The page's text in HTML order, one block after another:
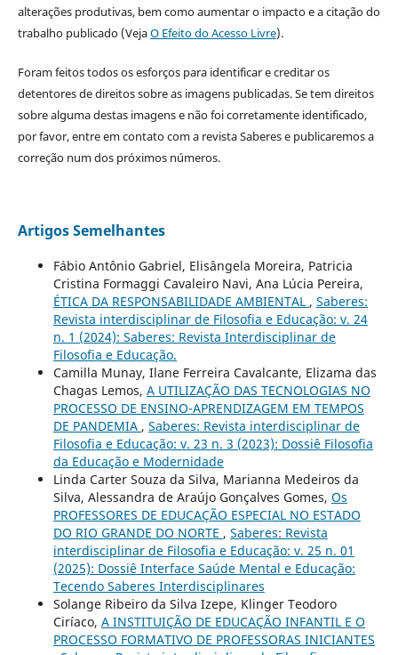
alterações produtivas, bem como aumentar o impacto e a citação do
trabalho publicado (VejaO Efeito do Acesso Livre).
Foram feitos todos os esforços para identificar e creditar os
detentores de direitos sobre as imagens publicadas. Se tem direitos
sobre alguma destas imagens e não foi corretamente identificado,
por favor, entre em contato com a revista Saberes e publicaremos a
correção num dos próximos números.
Artigos Semelhantes
Fábio Antônio Gabriel, Elisângela Moreira, Patricia
Cristina Formaggi Cavaleiro Navi, Ana Lúcia Pereira,
ÉTICA DA RESPONSABILIDADE AMBIENTAL , Saberes:
Revista interdisciplinar de Filosofia e Educação: v. 24
n. 1 (2024): Saberes: Revista Interdisciplinar de
Filosofia e Educação.
Camilla Munay, Ilane Ferreira Cavalcante, Elizama das
Chagas Lemos, A UTILIZAÇÃO DAS TECNOLOGIAS NO
PROCESSO DE ENSINO-APRENDIZAGEM EM TEMPOS
DE PANDEMIA , Saberes: Revista interdisciplinar de
Filosofia e Educação: v. 23 n. 3 (2023): Dossiê Filosofia
da Educação e Modernidade
Linda Carter Souza da Silva, Marianna Medeiros da
Silva, Alessandra de Araújo Gonçalves Gomes, Os
PROFESSORES DE EDUCAÇÃO ESPECIAL NO ESTADO
DO RIO GRANDE DO NORTE , Saberes: Revista
interdisciplinar de Filosofia e Educação: v. 25 n. 01
(2025): Dossiê Interface Saúde Mental e Educação:
Tecendo Saberes Interdisciplinares
Solange Ribeiro da Silva Izepe, Klinger Teodoro
Ciríaco, A INSTITUIÇÃO DE EDUCAÇÃO INFANTIL E O
PROCESSO FORMATIVO DE PROFESSORAS INICIANTES